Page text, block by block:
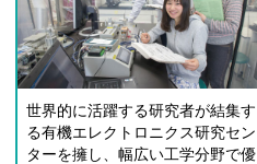
世界的に活躍する研究者が結集す
る有機エレクトロニクス研究セン
ターを擁し、幅広い工学分野で優